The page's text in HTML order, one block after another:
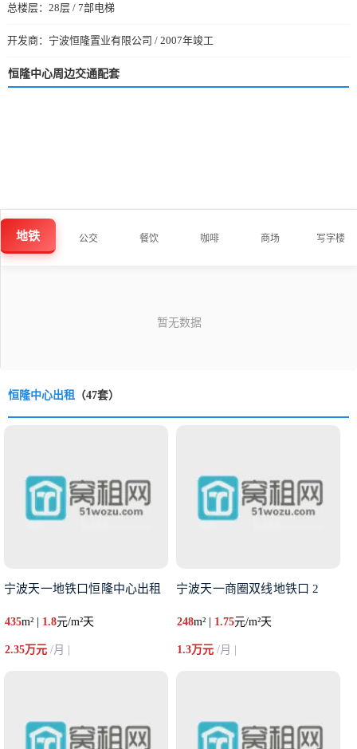
总楼层：28层 / 7部电梯
开发商：宁波恒隆置业有限公司 / 2007年竣工
恒隆中心周边交通配套
地铁 公交 餐饮 咖啡 商场 写字楼
恒隆中心出租 （47套）
宁波天一地铁口恒隆中心出租
435m² | 1.8元/m²天
2.35万元 /月 |
宁波天一商圈双线地铁口 2
248m² | 1.75元/m²天
1.3万元/月 |